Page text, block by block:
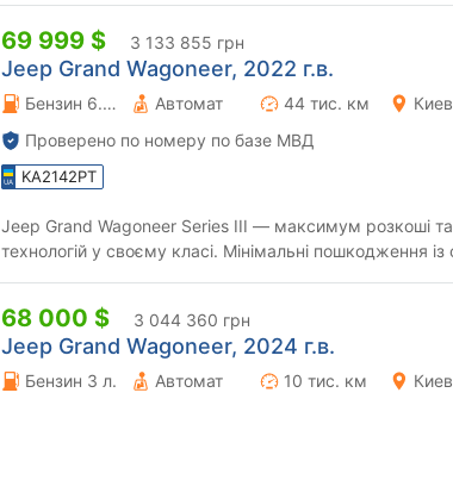
69 999 $ 3 133 855 грн
Jeep Grand Wagoneer, 2022 г.в.
Бензин 6.4 л. Автомат 44 тис. км
Киев
Проверено по номеру по базе МВД
KA2142PT
Jeep Grand Wagoneer Series III — максимум розкоші та
технологій у своєму класі. Мінімальні пошкодження із сша(на
68 000 $ 3 044 360 грн
Jeep Grand Wagoneer, 2024 г.в.
Бензин 3 л. Автомат 10 тис. км Киев